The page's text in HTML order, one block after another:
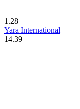
1.28
Yara International
14.39